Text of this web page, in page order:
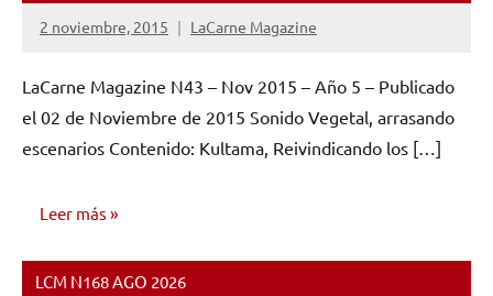
2 noviembre, 2015 LaCarne Magazine
No
comentarios
LaCarne Magazine N43 – Nov 2015 – Año 5 – Publicado
el 02 de Noviembre de 2015 Sonido Vegetal, arrasando
escenarios Contenido: Kultama, Reivindicando los […]
Leer más
NÚMEROS
LCM N168 AGO 2026